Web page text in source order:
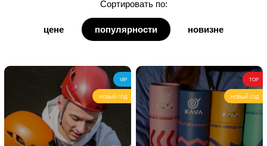
для дедушки
для бабушки
для кума
Сортировать по:
цене популярности новизне
VIP
НОВЫЙ ГОД
TOP
НОВЫЙ ГОД